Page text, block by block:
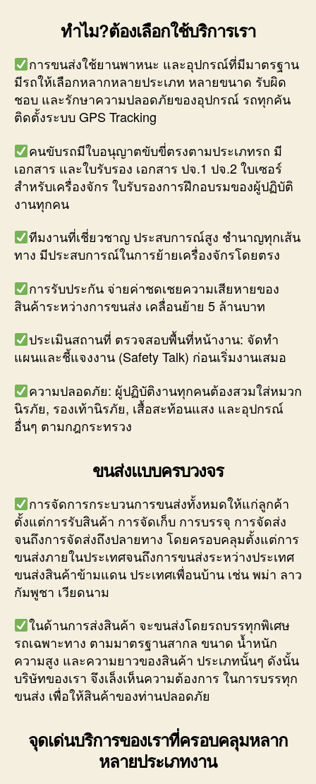
ทำไม?ต้องเลือกใช้บริการเรา
การขนส่งใช้ยานพาหนะ และอุปกรณ์ที่มีมาตรฐาน
มีรถให้เลือกหลากหลายประเภท หลายขนาด รับผิด
ชอบ และรักษาความปลอดภัยของอุปกรณ์ รถทุกคัน
ติดตั้งระบบ GPS Tracking
คนขับรถมีใบอนุญาตขับขี่ตรงตามประเภทรถ มี
เอกสาร และใบรับรอง เอกสาร ปจ.1 ปจ.2 ใบเซอร์
สำหรับเครื่องจักร ใบรับรองการฝึกอบรมของผู้ปฏิบัติ
งานทุกคน
ทีมงานที่เชี่ยวชาญ ประสบการณ์สูง ชำนาญทุกเส้น
ทาง มีประสบการณ์ในการย้ายเครื่องจักรโดยตรง
การรับประกัน จ่ายค่าชดเชยความเสียหายของ
สินค้าระหว่างการขนส่ง เคลื่อนย้าย 5 ล้านบาท
ประเมินสถานที่ ตรวจสอบพื้นที่หน้างาน: จัดทำ
แผนและชี้แจงงาน (Safety Talk) ก่อนเริ่มงานเสมอ
ความปลอดภัย: ผู้ปฏิบัติงานทุกคนต้องสวมใส่หมวก
นิรภัย, รองเท้านิรภัย, เสื้อสะท้อนแสง และอุปกรณ์
อื่นๆ ตามกฎกระทรวง
ขนส่งแบบครบวงจร
การจัดการกระบวนการขนส่งทั้งหมดให้แก่ลูกค้า
ตั้งแต่การรับสินค้า การจัดเก็บ การบรรจุ การจัดส่ง
จนถึงการจัดส่งถึงปลายทาง โดยครอบคลุมตั้งแต่การ
ขนส่งภายในประเทศจนถึงการขนส่งระหว่างประเทศ
ขนส่งสินค้าข้ามแดน ประเทศเพื่อนบ้าน เช่น พม่า ลาว
กัมพูชา เวียดนาม
ในด้านการส่งสินค้า จะขนส่งโดยรถบรรทุกพิเศษ
รถเฉพาะทาง ตามมาตรฐานสากล ขนาด น้ำหนัก
ความสูง และความยาวของสินค้า ประเภทนั้นๆ ดังนั้น
บริษัทของเรา จึงเล็งเห็นความต้องการ ในการบรรทุก
ขนส่ง เพื่อให้สินค้าของท่านปลอดภัย
จุดเด่นบริการของเราที่ครอบคลุมหลาก
หลายประเภทงาน